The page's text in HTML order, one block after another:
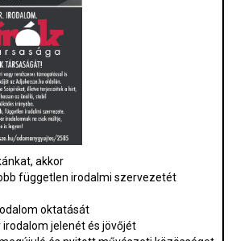
akkor
független irodalmi szervezetét
oktatását
jelenét és jövőjét